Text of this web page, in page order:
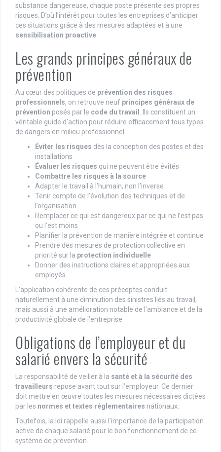
substance dangereuse, chaque poste présente ses propres
risques. D’où l’intérêt pour toutes les entreprises d’anticiper
ces situations grâce à des mesures adaptées et à une
sensibilisation proactive
Les grands principes généraux de
prévention
Au cœur des politiques de prévention des risques
professionnels, on retrouve neuf principes généraux de
prévention posés par le code du travail
. Ils constituent un
véritable guide d’action pour réduire efficacement tous types
de dangers en milieu professionnel.
Éviter les risques dès la conception des postes et des
installations
Évaluer les risques qui ne peuvent être évités
Combattre les risques à la source
Adapter le travail à l’humain, non l’inverse
Tenir compte de l’évolution des techniques et de
l’organisation
Remplacer ce qui est dangereux par ce qui ne l’est pas
ou l’est moins
Planifier la prévention de manière intégrée et continue
Prendre des mesures de protection collective en
priorité sur la protection individuelle
Donner des instructions claires et appropriées aux
employés
L’application cohérente de ces préceptes conduit
naturellement à une diminution des sinistres liés au travail,
mais aussi à une amélioration notable de l’ambiance et de la
productivité globale de l’entreprise.
Obligations de l’employeur et du
salarié envers la sécurité
La responsabilité de veiller à la santé et à la sécurité des
travailleurs repose avant tout sur l’employeur. Ce dernier
doit mettre en œuvre toutes les mesures nécessaires dictées
par les normes et textes réglementaires nationaux.
Toutefois, la loi rappelle aussi l’importance de la participation
active de chaque salarié pour le bon fonctionnement de ce
système de prévention.